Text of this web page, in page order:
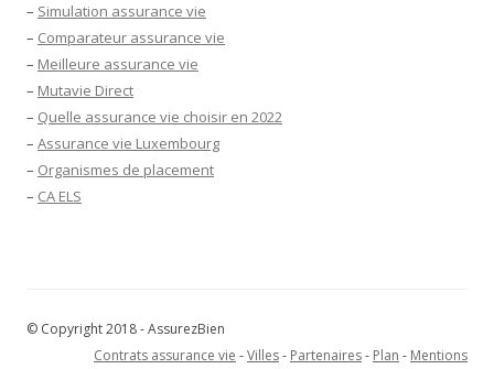
– Simulation assurance vie
– Comparateur assurance vie
– Meilleure assurance vie
– Mutavie Direct
– Quelle assurance vie choisir en 2022
– Assurance vie Luxembourg
– Organismes de placement
– CA ELS
© Copyright 2018 - AssurezBien
Contrats assurance vie -Villes- Partenaires- Plan - Mentions